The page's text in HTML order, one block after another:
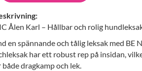
Ålen Karl – Hållbar och rolig
en spännande och tålig leksak med BE
har ett robust rep på insidan,
dragkamp och lek.